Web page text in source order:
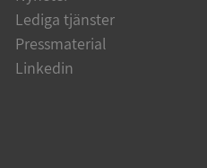
Lediga tjänster
Pressmaterial
Linkedin
Leverantör
Domän